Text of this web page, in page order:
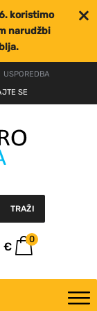
koristimo
narudžbi
USPOREDBA
SE
TRAŽI
€
0